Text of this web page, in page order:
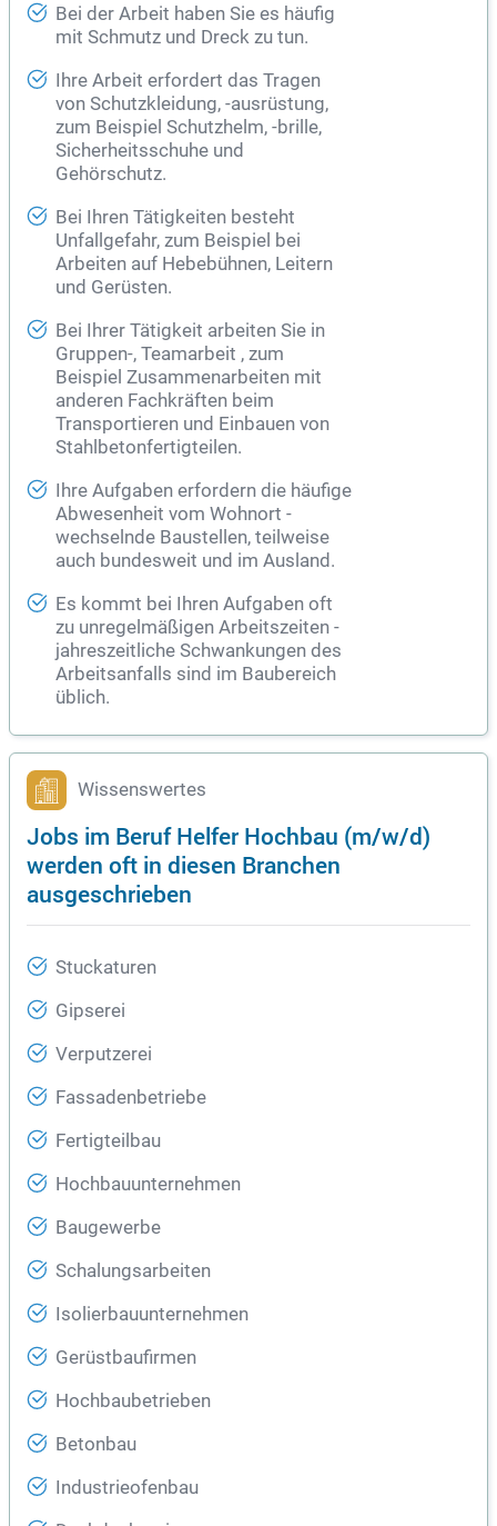
Bei der Arbeit haben Sie es häufig
mit Schmutz und Dreck zu tun.
Ihre Arbeit erfordert das Tragen
von Schutzkleidung, -ausrüstung,
zum Beispiel Schutzhelm, -brille,
Sicherheitsschuhe und
Gehörschutz.
Bei Ihren Tätigkeiten besteht
Unfallgefahr, zum Beispiel bei
Arbeiten auf Hebebühnen, Leitern
und Gerüsten.
Bei Ihrer Tätigkeit arbeiten Sie in
Gruppen-, Teamarbeit , zum
Beispiel Zusammenarbeiten mit
anderen Fachkräften beim
Transportieren und Einbauen von
Stahlbetonfertigteilen.
Ihre Aufgaben erfordern die häufige
Abwesenheit vom Wohnort -
wechselnde Baustellen, teilweise
auch bundesweit und im Ausland.
Es kommt bei Ihren Aufgaben oft
zu unregelmäßigen Arbeitszeiten -
jahreszeitliche Schwankungen des
Arbeitsanfalls sind im Baubereich
üblich.
Wissenswertes
Jobs im Beruf Helfer Hochbau (m/w/d)
werden oft in diesen Branchen
ausgeschrieben
Stuckaturen
Gipserei
Verputzerei
Fassadenbetriebe
Fertigteilbau
Hochbauunternehmen
Baugewerbe
Schalungsarbeiten
Isolierbauunternehmen
Gerüstbaufirmen
Hochbaubetrieben
Betonbau
Industrieofenbau